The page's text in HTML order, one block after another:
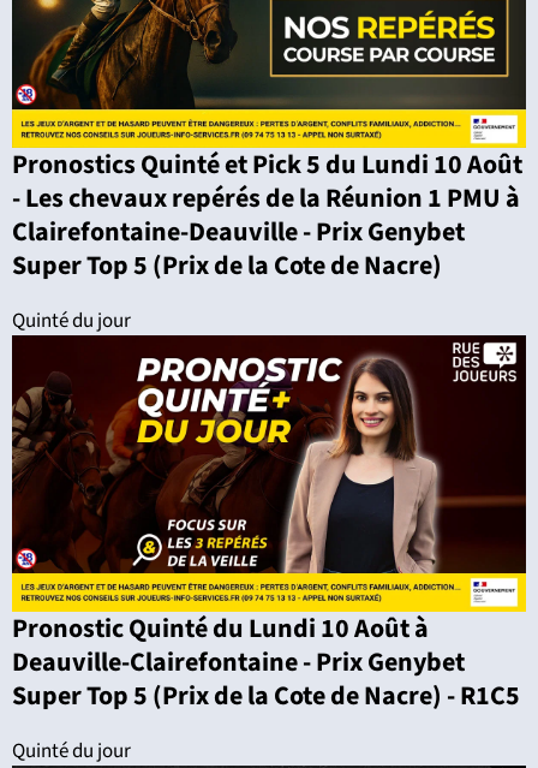
Pronostics Quinté et Pick 5 du Lundi 10 Août
- Les chevaux repérés de la Réunion 1 PMU à
Clairefontaine-Deauville - Prix Genybet
Super Top 5 (Prix de la Cote de Nacre)
Quinté du jour
Pronostic Quinté du Lundi 10 Août à
Deauville-Clairefontaine - Prix Genybet
Super Top 5 (Prix de la Cote de Nacre) - R1C5
Quinté du jour